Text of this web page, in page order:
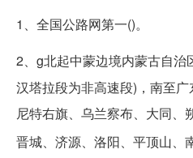
1、全国公路网第一()。
2、g北起中蒙边境内蒙古自治
汉塔拉段为非高速段)，南至
尼特右旗、乌兰察布、大同、
晋城、济源、洛阳、平顶山、